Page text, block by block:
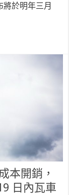
於明年三月
本開銷，
日內瓦車